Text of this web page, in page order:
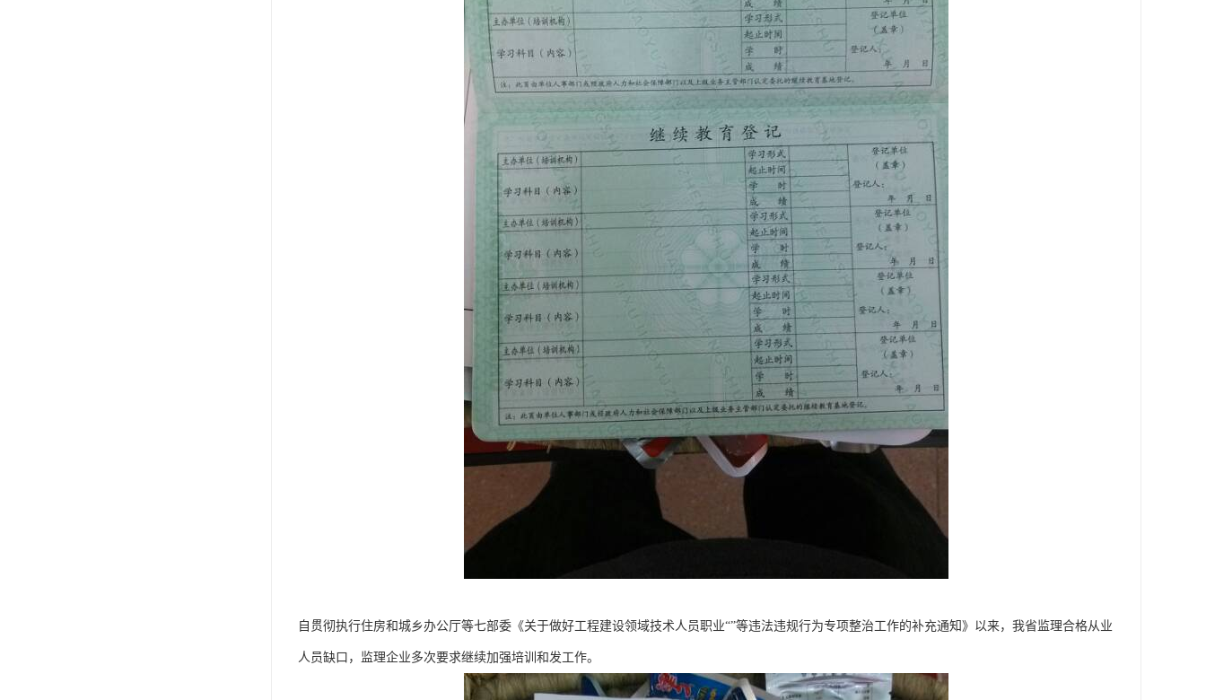
自贯彻执行住房和城乡办公厅等七部委《关于做好工程建设领域技术人员职业“”等违法违规行为专项整治工作的补充通知》以来，我省监理合格从业
人员缺口，监理企业多次要求继续加强培训和发工作。